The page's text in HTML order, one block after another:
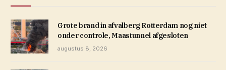
Grote brand in afvalberg Rotterdam nog niet
onder controle, Maastunnel afgesloten
augustus 8, 2026